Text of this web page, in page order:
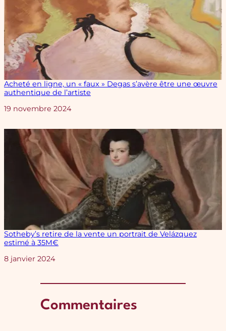
Acheté en ligne, un « faux » Degas s’avère être une œuvre
authentique de l’artiste
Date
19 novembre 2024
Sotheby’s retire de la vente un portrait de Velázquez
estimé à 35M€
Date
8 janvier 2024
Commentaires